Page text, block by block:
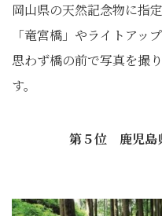
岡山県の天然記念物に指
「竜宮橋」やライトアッ
思わず橋の前で写真を撮
す。
第５位 鹿児島